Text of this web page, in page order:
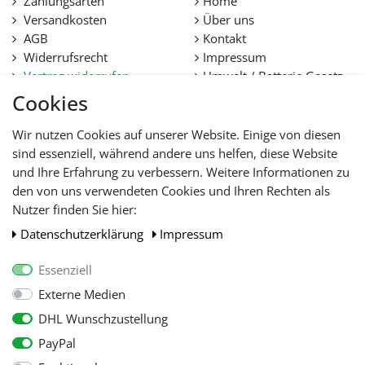
Cookies
Wir nutzen Cookies auf unserer Website. Einige von diesen
sind essenziell, während andere uns helfen, diese Website
und Ihre Erfahrung zu verbessern. Weitere Informationen zu
den von uns verwendeten Cookies und Ihren Rechten als
Nutzer finden Sie hier:
Daten­schutz­erklärung
Impressum
Essenziell
Externe Medien
DHL Wunschzustellung
PayPal
tooltraders.de SYSTEM
Wir ermöglichen unseren Kunden über das System eine
einfache Kaufabwicklung von der Auswahl der Artikel über
den Bestellvorgang bis hin zur Bezahlung. Dabei ist es
durchaus möglich, mehrere Artikel aus Ebay-Auktionen und
Shop-Einkauf zu einem Auftrag zusammenzufassen, um die
Versandkosten zu verringern.
tooltraders.de VERSAND
Pakete versenden wir europaweit per DHL. Sobald Ihr Paket
unterwegs ist, können Sie es jederzeit online verfolgen.
Anfrage per Spedition. Da ein großer Teil der
Versandvorbereitung automatisch erfolgt, beträgt die
tooltraders.de SERVICE
Versandkosten
AGB
Widerrufsrecht
Vertrag widerrufen
Datenschutz
Hilfe
Lieferfristen und
Lieferbeschränkung
Über uns
Kontakt
Impressum
Umwelt / Batterie Gesetz
WIR AKZEPTIEREN